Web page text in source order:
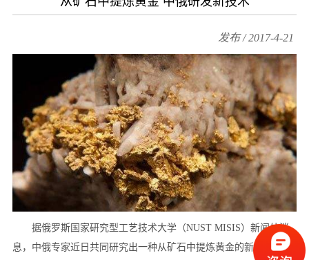
发布 / 2017-4-21
据俄罗斯国家研究型工艺技术大学（NUST MISIS）新闻处消
息，中俄专家近日共同研究出一种从矿石中提炼黄金的新技术，该